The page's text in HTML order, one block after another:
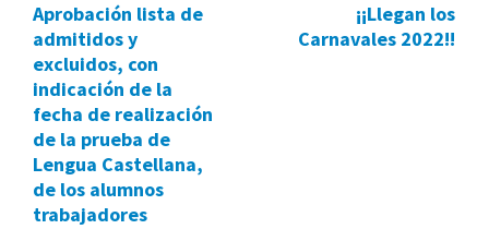
Aprobación lista de
admitidos y
excluidos, con
indicación de la
fecha de realización
de la prueba de
Lengua Castellana,
de los alumnos
trabajadores
¡¡Llegan los
Carnavales 2022!!